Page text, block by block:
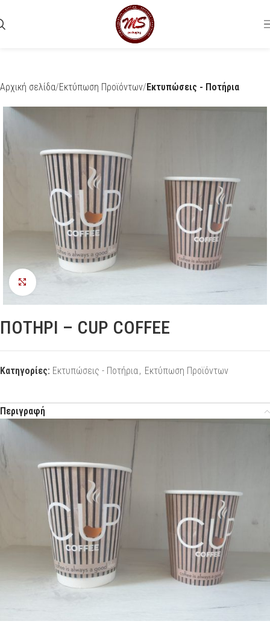
Αρχική σελίδα Εκτύπωση Προϊόντων Εκτυπώσεις - Ποτήρια
Προβολή
ΠΟΤΗΡΙ – CUP COFFEE
Κατηγορίες: Εκτυπώσεις - Ποτήρια , Εκτύπωση Προϊόντων
Περιγραφή